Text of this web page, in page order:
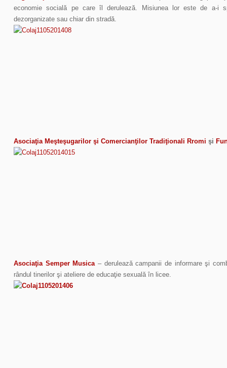
economie socială pe care îl derulează. Misiunea lor este de a-i
dezorganizate sau chiar din stradă.
Asociaţia Meşteşugarilor şi Comercianţilor Tradiţionali Rromi şi
Asociaţia Semper Musica– derulează campanii de informare şi
rândul tinerilor şi ateliere de educaţie sexuală în licee.